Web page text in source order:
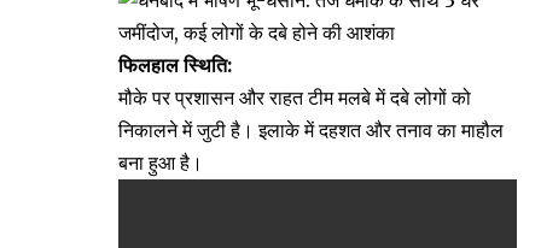
फिलहाल स्थिति:
मौके पर प्रशासन और राहत टीम मलबे में दबे लोगों को
निकालने में जुटी है। इलाके में दहशत और तनाव का माहौल
बना हुआ है।